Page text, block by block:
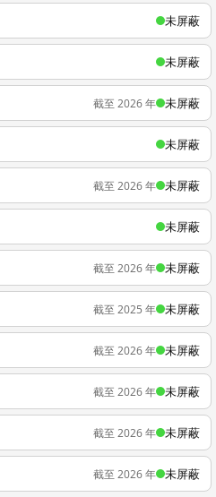
未屏蔽
未屏蔽
截至 2026 年 未屏蔽
未屏蔽
截至 2026 年 未屏蔽
未屏蔽
截至 2026 年 未屏蔽
截至 2025 年 未屏蔽
截至 2026 年 未屏蔽
截至 2026 年 未屏蔽
截至 2026 年 未屏蔽
截至 2026 年 未屏蔽